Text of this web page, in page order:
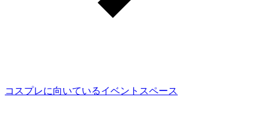
コスプレに向いているイベントスペース